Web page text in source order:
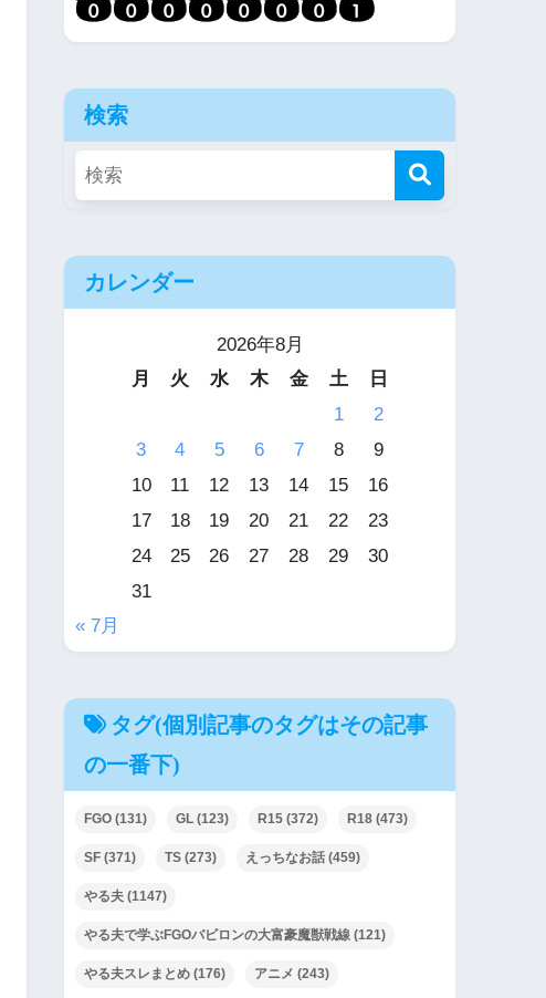
検索
カレンダー
2026年8月
月
火 水 木 金 土
日
1
2
3
4 5 6 7 8
9
10
11 12 13 14 15
16
17
18 19 20 21 22
23
24
25 26 27 28 29
30
31
« 7月
タグ(個別記事のタグはその記事
の一番下)
FGO (131) GL (123) R15 (372) R18 (473)
SF (371) TS (273) えっちなお話 (459)
やる夫 (1147)
やる夫で学ぶFGOバビロンの大富豪魔獣戦線 (121)
やる夫スレまとめ (176) アニメ (243)